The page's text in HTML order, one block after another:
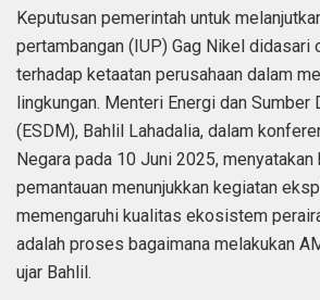
Keputusan pemerintah untuk
pertambangan (IUP) Gag Nikel didasari
terhadap ketaatan perusahaan dalam
lingkungan. Menteri Energi dan Sumber
(ESDM), Bahlil Lahadalia, dalam
Negara pada 10 Juni 2025, menyatakan
pemantauan menunjukkan kegiatan
memengaruhi kualitas ekosistem
adalah proses bagaimana melakukan
ujar Bahlil.